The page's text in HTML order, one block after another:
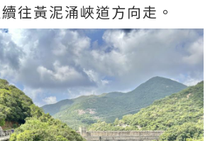
往黃泥涌峽道方向走。